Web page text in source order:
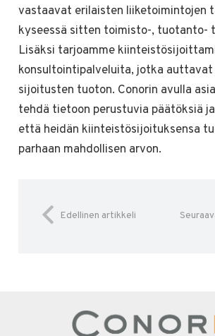
vastaavat erilaisten liiketoimintojen
kyseessä sitten toimisto-, tuotanto-
Lisäksi tarjoamme
konsultointipalveluita, jotka auttavat
sijoitusten tuoton. Conorin avulla
tehdä tietoon perustuvia päätöksiä
että heidän kiinteistösijoituksensa
parhaan mahdollisen arvon.
Edellinen artikkeli